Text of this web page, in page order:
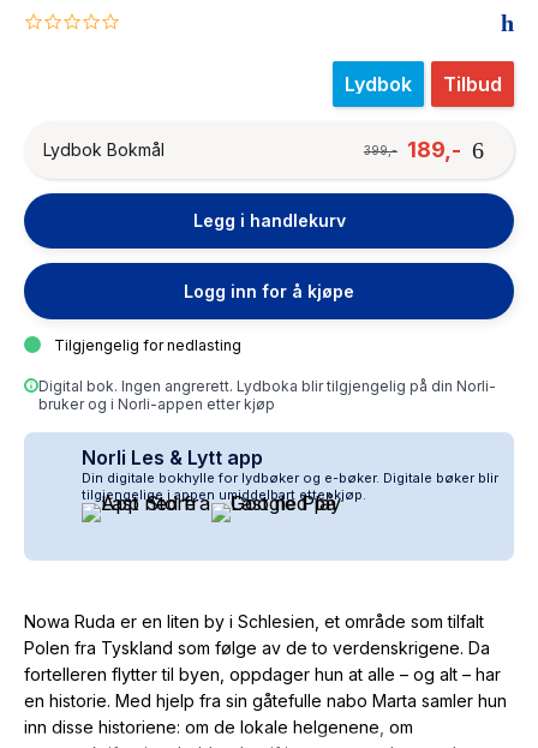
0.0
Lydbok Tilbud
Lydbok Bokmål 189,-
399,-
Legg i handlekurv
Logg inn for å kjøpe
Tilgjengelig for nedlasting
Digital bok. Ingen angrerett. Lydboka blir tilgjengelig på din Norli-
bruker og i Norli-appen etter kjøp
Norli Les & Lytt app
Din digitale bokhylle for lydbøker og e-bøker. Digitale bøker blir
tilgjengelige i appen umiddelbart etter kjøp.
Nowa Ruda er en liten by i Schlesien, et område som tilfalt
Polen fra Tyskland som følge av de to verdenskrigene. Da
fortelleren flytter til byen, oppdager hun at alle – og alt – har
en historie. Med hjelp fra sin gåtefulle nabo Marta samler hun
inn disse historiene: om de lokale helgenene, om